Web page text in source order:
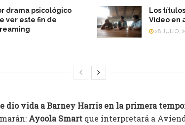
drama psicológico
ver este fin de
Los
Video en
28 JULIO,
dio vida a Barney Harris en la primera
Ayoola Smart que interpretará a